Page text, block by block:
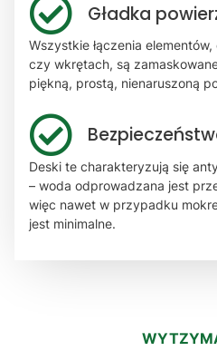
Gładka
Wszystkie łączenia
czy wkrętach, są
piękną, prostą, nienaruszoną
Deski te charakteryzują się
– woda odprowadzana jest
więc nawet w przypadku
jest minimalne.